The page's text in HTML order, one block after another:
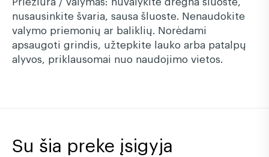
nusausinkite švaria, sausa šluoste. Nenaudokite
valymo priemonių ar baliklių. Norėdami
apsaugoti grindis, užtepkite lauko arba patalpų
alyvos, priklausomai nuo naudojimo vietos.
Su šia preke įsigyja